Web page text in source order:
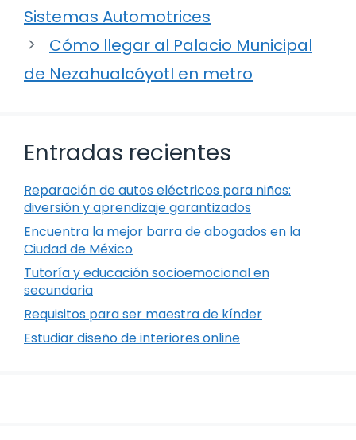
Sistemas Automotrices
Cómo llegar al Palacio Municipal
de Nezahualcóyotl en metro
Entradas recientes
Reparación de autos eléctricos para niños:
diversión y aprendizaje garantizados
Encuentra la mejor barra de abogados en la
Ciudad de México
Tutoría y educación socioemocional en
secundaria
Requisitos para ser maestra de kínder
Estudiar diseño de interiores online